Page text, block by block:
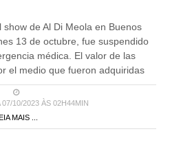
de Al Di Meola en Buenos
13 de octubre, fue suspendido
médica. El valor de las
el medio que fueron adquiridas
10/2023 ÀS 02H44MIN
MAIS ...